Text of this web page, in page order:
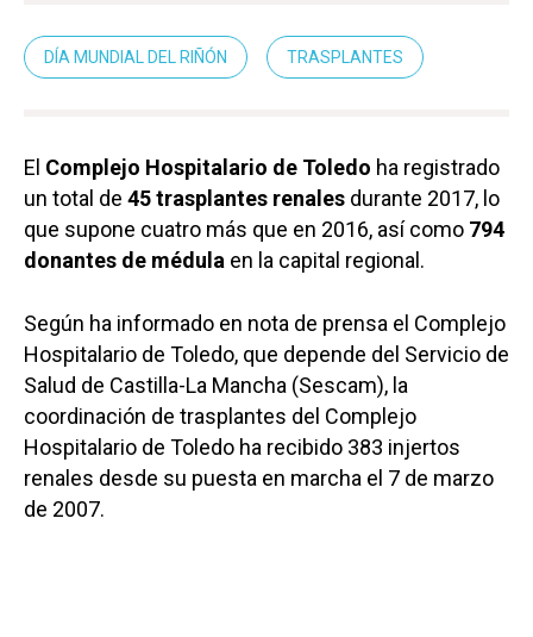
DÍA MUNDIAL DEL RIÑÓN TRASPLANTES
El Complejo Hospitalario de Toledo ha registrado
un total de 45 trasplantes renales durante 2017, lo
que supone cuatro más que en 2016, así como 794
donantes de médula en la capital regional.
Según ha informado en nota de prensa el Complejo
Hospitalario de Toledo, que depende del Servicio de
Salud de Castilla-La Mancha (Sescam), la
coordinación de trasplantes del Complejo
Hospitalario de Toledo ha recibido 383 injertos
renales desde su puesta en marcha el 7 de marzo
de 2007.